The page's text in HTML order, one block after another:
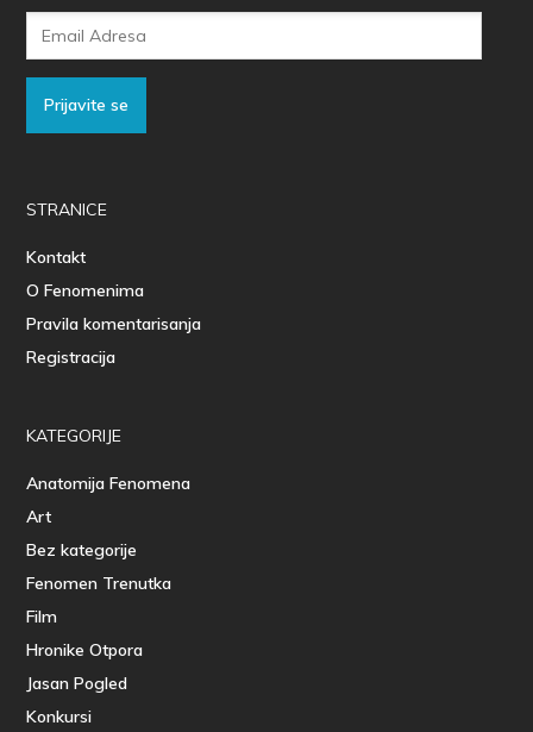
Prijavite se
STRANICE
Kontakt
O Fenomenima
Pravila komentarisanja
Registracija
KATEGORIJE
Anatomija Fenomena
Art
Bez kategorije
Fenomen Trenutka
Film
Hronike Otpora
Jasan Pogled
Konkursi